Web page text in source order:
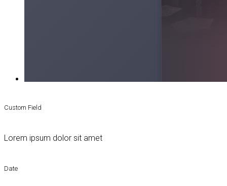
Custom Field
Lorem ipsum dolor sit amet
Date